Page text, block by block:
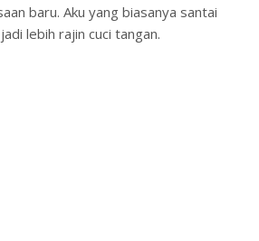
baru. Aku yang biasanya santai
lebih rajin cuci tangan.